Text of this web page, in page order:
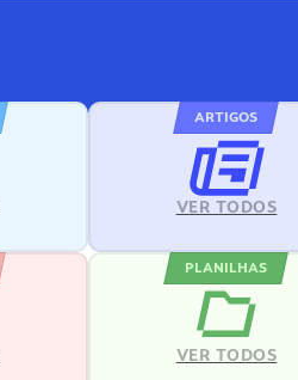
ARTIGOS
VER TODOS
PLANILHAS
VER TODOS